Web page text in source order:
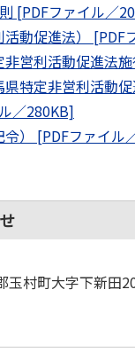
[PDFファイル／
動促進法） [PDF
営利活動促進法
特定非営利活動
／280KB]
） [PDFファイル
村町大字下新田